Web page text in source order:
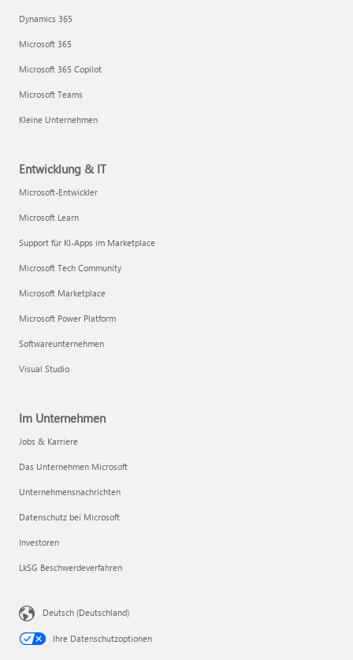
Dynamics 365
Microsoft 365
Microsoft 365 Copilot
Microsoft Teams
Kleine Unternehmen
Entwicklung & IT
Microsoft-Entwickler
Microsoft Learn
Support für KI-Apps im Marketplace
Microsoft Tech Community
Microsoft Marketplace
Microsoft Power Platform
Softwareunternehmen
Visual Studio
Im Unternehmen
Jobs & Karriere
Das Unternehmen Microsoft
Unternehmensnachrichten
Datenschutz bei Microsoft
Investoren
LkSG Beschwerdeverfahren
Deutsch (Deutschland)
Ihre Datenschutzoptionen